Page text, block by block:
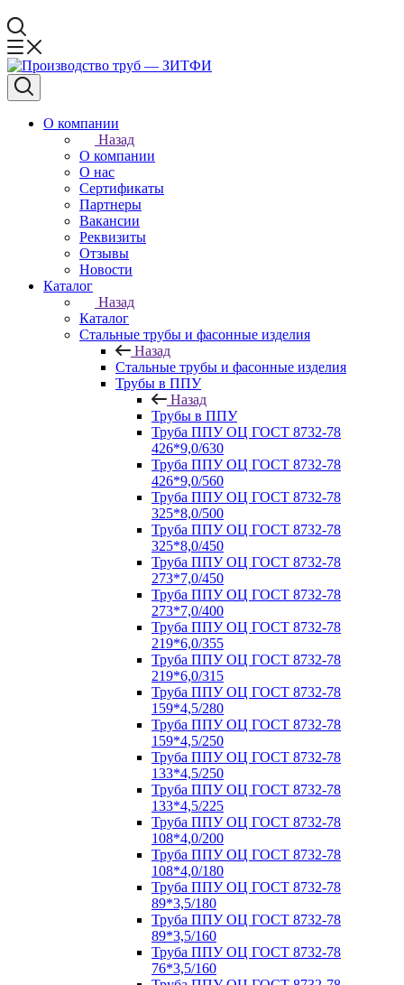
О компании
Назад
О компании
О нас
Сертификаты
Партнеры
Вакансии
Реквизиты
Отзывы
Новости
Каталог
Назад
Каталог
Стальные трубы и фасонные изделия
Назад
Стальные трубы и фасонные изделия
Трубы в ППУ
Назад
Трубы в ППУ
Труба ППУ ОЦ ГОСТ 8732-78
426*9,0/630
Труба ППУ ОЦ ГОСТ 8732-78
426*9,0/560
Труба ППУ ОЦ ГОСТ 8732-78
325*8,0/500
Труба ППУ ОЦ ГОСТ 8732-78
325*8,0/450
Труба ППУ ОЦ ГОСТ 8732-78
273*7,0/450
Труба ППУ ОЦ ГОСТ 8732-78
273*7,0/400
Труба ППУ ОЦ ГОСТ 8732-78
219*6,0/355
Труба ППУ ОЦ ГОСТ 8732-78
219*6,0/315
Труба ППУ ОЦ ГОСТ 8732-78
159*4,5/280
Труба ППУ ОЦ ГОСТ 8732-78
159*4,5/250
Труба ППУ ОЦ ГОСТ 8732-78
133*4,5/250
Труба ППУ ОЦ ГОСТ 8732-78
133*4,5/225
Труба ППУ ОЦ ГОСТ 8732-78
108*4,0/200
Труба ППУ ОЦ ГОСТ 8732-78
108*4,0/180
Труба ППУ ОЦ ГОСТ 8732-78
89*3,5/180
Труба ППУ ОЦ ГОСТ 8732-78
89*3,5/160
Труба ППУ ОЦ ГОСТ 8732-78
76*3,5/160